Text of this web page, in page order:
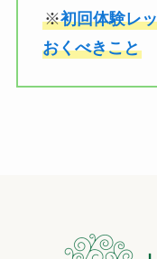
※初回体験レ
おくべきこと